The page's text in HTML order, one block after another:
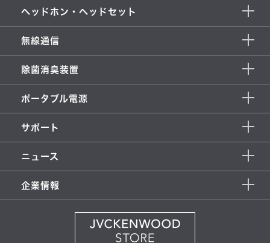
ヘッドホン・ヘッドセット
無線通信
除菌消臭装置
ポータブル電源
サポート
ニュース
企業情報